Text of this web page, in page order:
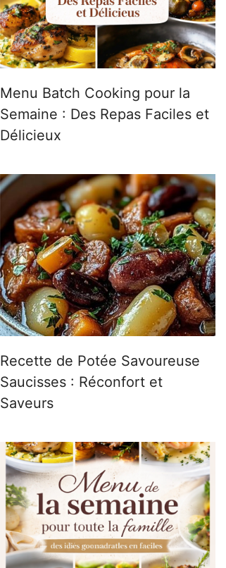
Menu Batch Cooking pour la
Semaine : Des Repas Faciles et
Délicieux
Recette de Potée Savoureuse
Saucisses : Réconfort et
Saveurs